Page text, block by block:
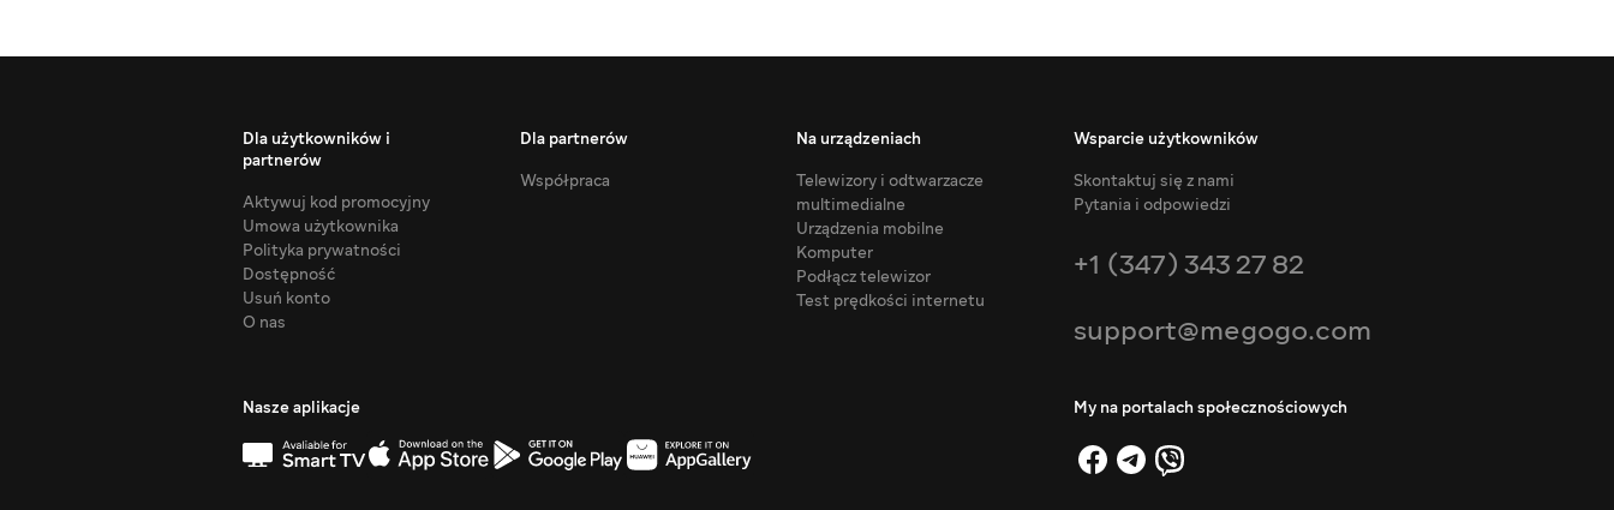
Dla użytkowników i
partnerów
Aktywuj kod promocyjny
Umowa użytkownika
Polityka prywatności
Dostępność
Usuń konto
O nas
Dla partnerów
Współpraca
Na urządzeniach
Telewizory i odtwarzacze
multimedialne
Urządzenia mobilne
Komputer
Podłącz telewizor
Test prędkości internetu
Wsparcie użytkowników
Skontaktuj się z nami
Pytania i odpowiedzi
+1 (347) 343 27 82
support@megogo.com
Nasze aplikacje My na portalach społecznościowych